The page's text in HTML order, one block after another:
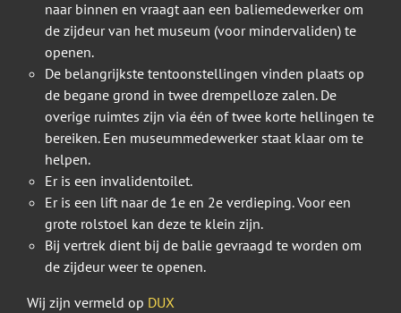
naar binnen en vraagt aan een baliemedewerker om
de zijdeur van het museum (voor mindervaliden) te
openen.
De belangrijkste tentoonstellingen vinden plaats op
de begane grond in twee drempelloze zalen. De
overige ruimtes zijn via één of twee korte hellingen te
bereiken. Een museummedewerker staat klaar om te
helpen.
Er is een invalidentoilet.
Er is een lift naar de 1e en 2e verdieping. Voor een
grote rolstoel kan deze te klein zijn.
Bij vertrek dient bij de balie gevraagd te worden om
de zijdeur weer te openen.
Wij zijn vermeld op DUX